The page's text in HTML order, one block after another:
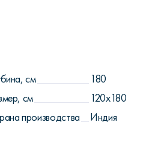
см
180
см
120x180
производства
Индия